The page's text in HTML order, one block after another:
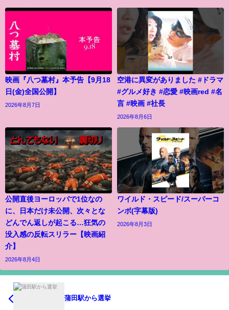
映画『八つ墓村』本予告【9月18
日(金)全国公開】
2026年8月7日
空港に異変がありました #ドラマ
#グルメ好き #恋愛 #映画red #名
言 #映画 #社長
2026年8月6日
公開直後ヨーロッパで1位なの
に、日本だけ未公開、次々とな
どんでん返しが起こる…狂気の
没入感の反転スリラー【映画紹
介】
2026年8月4日
ワイルド・スピード/スーパーコ
ンボ(字幕版)
2026年8月3日
蒲田駅から選挙